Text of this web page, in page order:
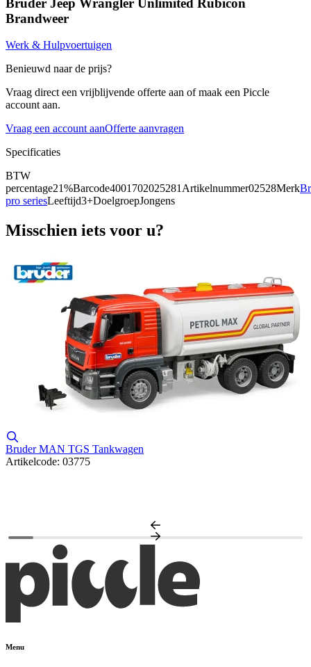
Bruder Jeep Wrangler Unlimited Rubicon
Brandweer
Werk & Hulpvoertuigen
Benieuwd naar de prijs?
Vraag direct een vrijblijvende offerte aan of maak een Piccle
account aan.
Vraag een account aanOfferte aanvragen
Specificaties
BTW
percentage21%Barcode4001702025281Artikelnummer02528Merk
pro seriesLeeftijd3+DoelgroepJongens
Misschien iets voor u?
Bruder MAN TGS Tankwagen
Artikelcode: 03775
Menu